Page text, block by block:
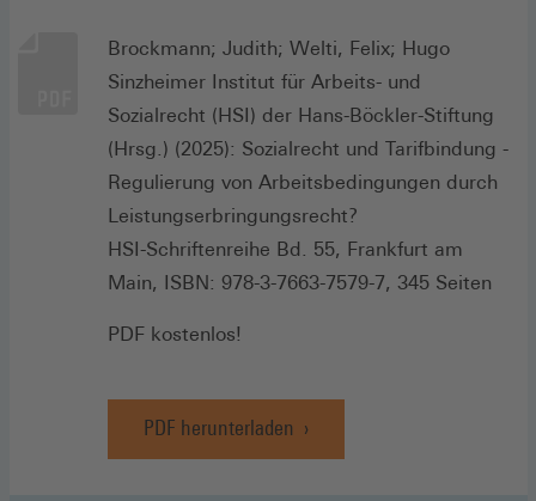
Brockmann; Judith; Welti, Felix; Hugo
Sinzheimer Institut für Arbeits- und
Sozialrecht (HSI) der Hans-Böckler-Stiftung
(Hrsg.) (2025): Sozialrecht und Tarifbindung -
Regulierung von Arbeitsbedingungen durch
Leistungserbringungsrecht?
HSI-Schriftenreihe Bd. 55, Frankfurt am
Main, ISBN: 978-3-7663-7579-7, 345 Seiten
PDF kostenlos!
PDF herunterladen